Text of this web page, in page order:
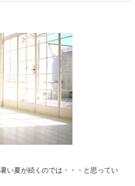
い夏が続くのでは・・・と思ってい